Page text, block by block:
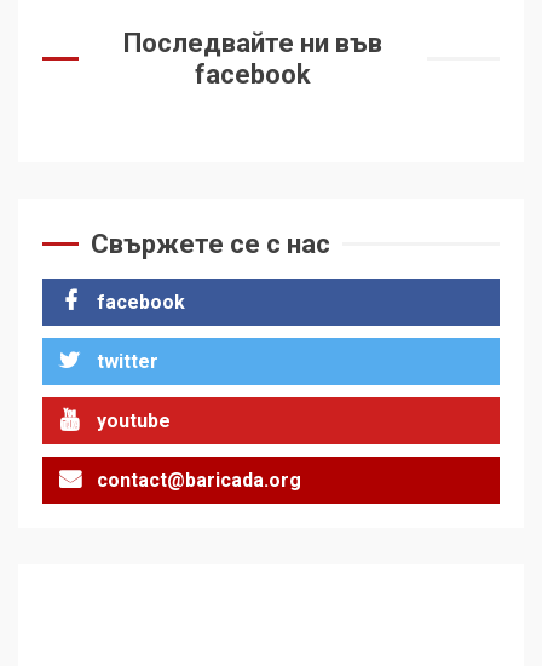
Последвайте ни във
facebook
Свържете се с нас
facebook
twitter
youtube
contact@baricada.org